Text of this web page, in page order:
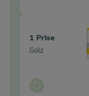
1 Prise
Salz
Auswahl ändern